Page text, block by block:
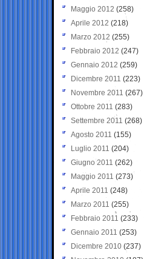
Maggio 2012 (258)
Aprile 2012 (218)
Marzo 2012 (255)
Febbraio 2012 (247)
Gennaio 2012 (259)
Dicembre 2011 (223)
Novembre 2011 (267)
Ottobre 2011 (283)
Settembre 2011 (268)
Agosto 2011 (155)
Luglio 2011 (204)
Giugno 2011 (262)
Maggio 2011 (273)
Aprile 2011 (248)
Marzo 2011 (255)
Febbraio 2011 (233)
Gennaio 2011 (253)
Dicembre 2010 (237)